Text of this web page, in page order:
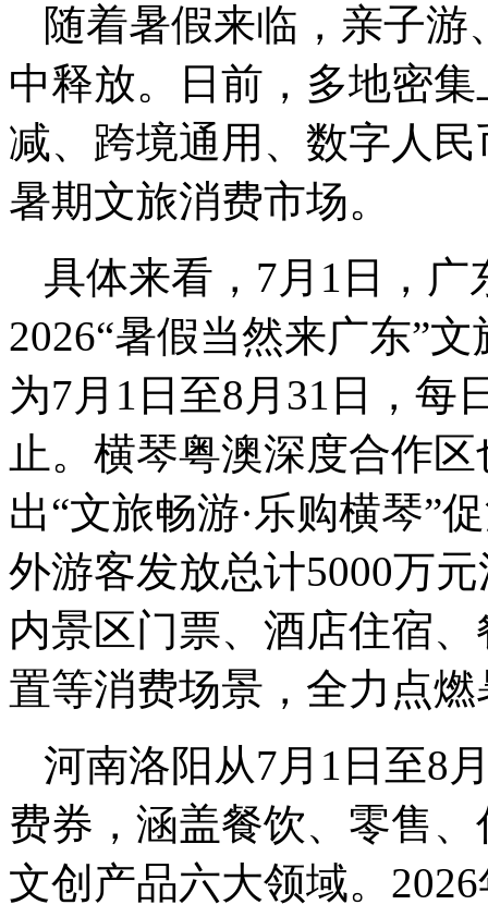
随着暑假来临，亲子
中释放。日前，多地密
减、跨境通用、数字人
暑期文旅消费市场。
具体来看，7月1日，
2026“暑假当然来广东”
为7月1日至8月31日，每
止。横琴粤澳深度合作
出“文旅畅游·乐购横琴”
外游客发放总计5000万
内景区门票、酒店住宿
置等消费场景，全力点
河南洛阳从7月1日至8
费券，涵盖餐饮、零售
文创产品六大领域。